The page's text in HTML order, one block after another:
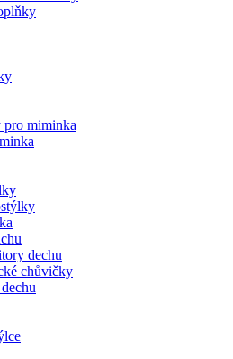
pro miminka
dechu
chůvičky